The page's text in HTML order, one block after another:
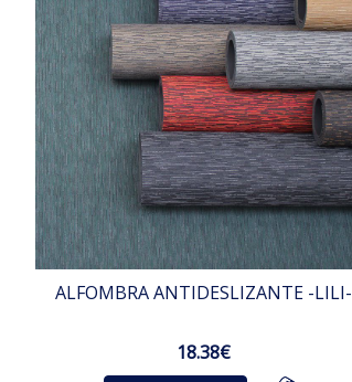
ALFOMBRA ANTIDESLIZANTE -LILI-
18.38€